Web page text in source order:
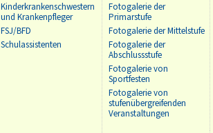
Kinderkrankenschwestern
und Krankenpfleger
FSJ/BFD
Schulassistenten
Fotogalerie der
Primarstufe
Fotogalerie der Mittelstufe
Fotogalerie der
Abschlussstufe
Fotogalerie von
Sportfesten
Fotogalerie von
stufenübergreifenden
Veranstaltungen